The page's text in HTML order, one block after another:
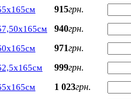
915грн.
940грн.
971грн.
999грн.
1 023грн.